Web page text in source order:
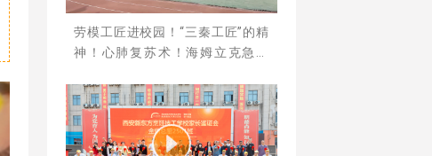
劳模工匠进校园！“三秦工匠”的精
神！心肺复苏术！海姆立克急救